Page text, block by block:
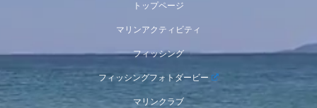
トップページ
マリンアクティビティ
フィッシング
フィッシングフォトダービー
マリンクラブ